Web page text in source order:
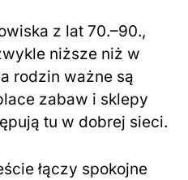
z lat 70.–90.,
niższe niż w
rodzin ważne są
zabaw i sklepy
tu w dobrej sieci.
łączy spokojne